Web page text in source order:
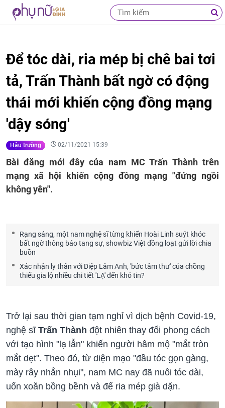
Để tóc dài, ria mép bị chê bai tơi
tả, Trấn Thành bất ngờ có động
thái mới khiến cộng đồng mạng
'dậy sóng'
Hậu trường 02/11/2021 15:39
Bài đăng mới đây của nam MC Trấn Thành trên
mạng xã hội khiến cộng đồng mạng "đứng ngồi
không yên".
Rạng sáng, một nam nghệ sĩ từng khiến Hoài Linh suýt khóc
bất ngờ thông báo tang sự, showbiz Việt đồng loạt gửi lời chia
buồn
Xác nhận ly thân với Diệp Lâm Anh, 'bức tâm thư' của chồng
thiếu gia lộ nhiều chi tiết 'LẠ' đến khó tin?
Trở lại sau thời gian tạm nghỉ vì dịch bệnh Covid-19,
nghệ sĩ Trấn Thành đột nhiên thay đổi phong cách
với tạo hình "lạ lẫn" khiến người hâm mộ "mắt tròn
mắt dẹt". Theo đó, từ diện mạo "đầu tóc gọn gàng,
mày rây nhẳn nhụi", nam MC nay đã nuôi tóc dài,
uốn xoăn bồng bềnh và để ria mép già dặn.